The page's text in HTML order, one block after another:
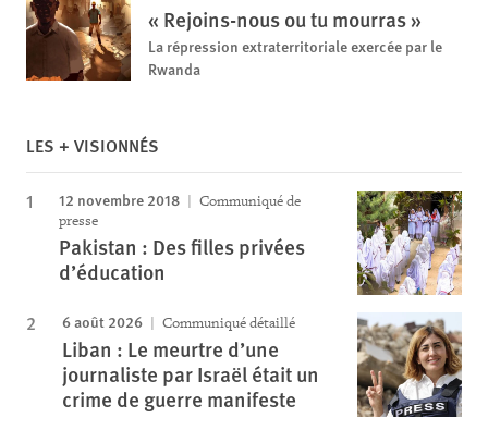
« Rejoins-nous ou tu mourras »
La répression extraterritoriale exercée par le
Rwanda
LES + VISIONNÉS
12 novembre 2018
Communiqué de
presse
Pakistan : Des filles privées
d’éducation
6 août 2026 Communiqué détaillé
Liban : Le meurtre d’une
journaliste par Israël était un
crime de guerre manifeste